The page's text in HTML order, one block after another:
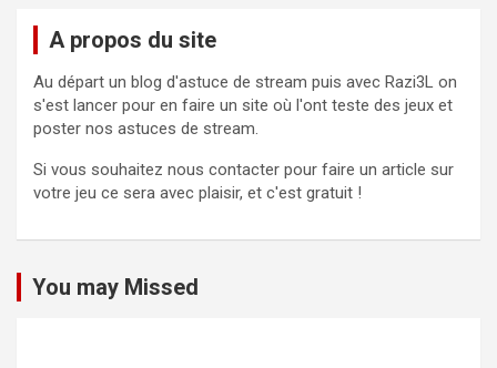
A propos du site
Au départ un blog d'astuce de stream puis avec Razi3L on
s'est lancer pour en faire un site où l'ont teste des jeux et
poster nos astuces de stream.
Si vous souhaitez nous contacter pour faire un article sur
votre jeu ce sera avec plaisir, et c'est gratuit !
You may Missed